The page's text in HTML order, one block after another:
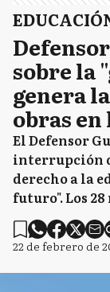
sobre la
genera
obras en
El Defensor
interrupción
derecho a la
futuro". Los
22 de febrero de